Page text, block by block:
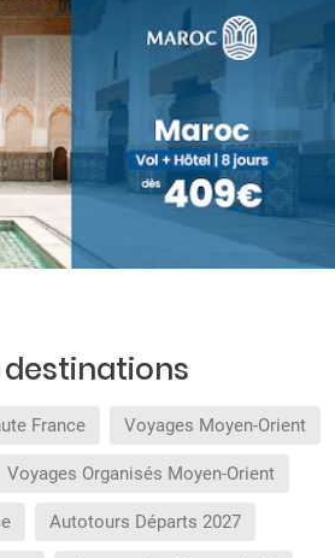
destinations
France Voyages Moyen-Orient
Voyages Organisés Moyen-Orient
Autotours Départs 2027